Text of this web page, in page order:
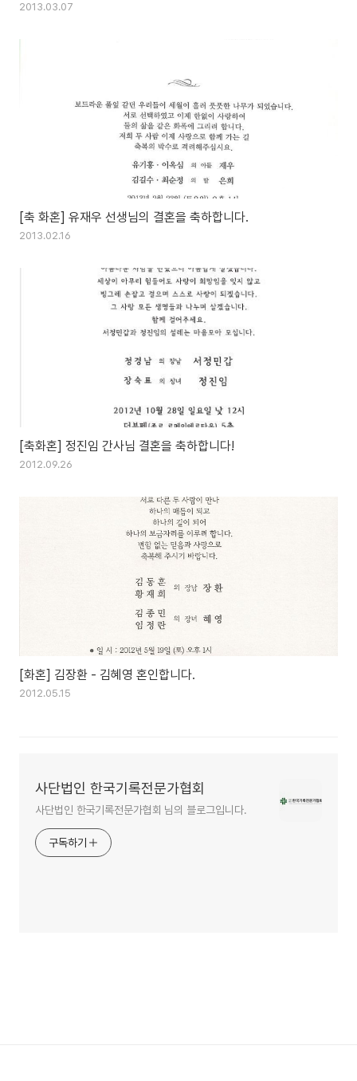
2013.03.07
[축 화혼] 유재우 선생님의 결혼을 축하합니다.
2013.02.16
[축화혼] 정진임 간사님 결혼을 축하합니다!
2012.09.26
[화혼] 김장환 - 김혜영 혼인합니다.
2012.05.15
사단법인 한국기록전문가협회
사단법인 한국기록전문가협회 님의 블로그입니다.
구독하기